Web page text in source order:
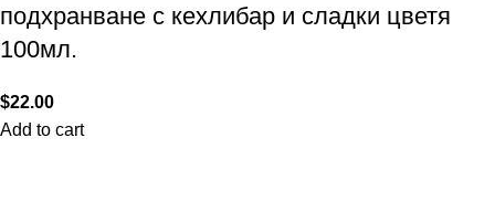
подхранване с кехлибар и сладки цветя
100мл.
$22.00
Add to cart